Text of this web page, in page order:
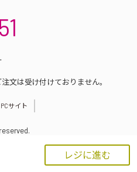
レジに進む
文は受け付けておりません。
PCサイト